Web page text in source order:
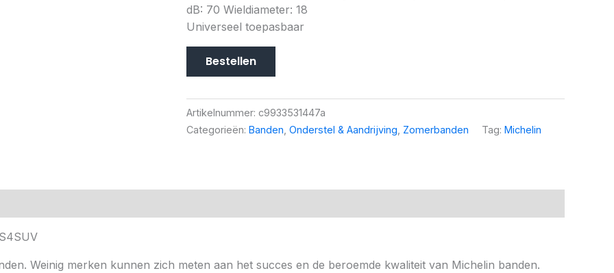
dB: 70 Wieldiameter: 18
Universeel toepasbaar
Bestellen
Artikelnummer: c9933531447a
Categorieën: Banden Onderstel & Aandrijving Zomerbanden Tag: Michelin
Weinig merken kunnen zich meten aan het succes en de beroemde kwaliteit van Michelin banden.